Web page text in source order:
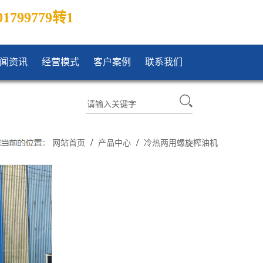
转1
资讯 经营模式 客户案例 联系我们
网站首页 / 产品中心 / 冷热两用螺旋榨油机